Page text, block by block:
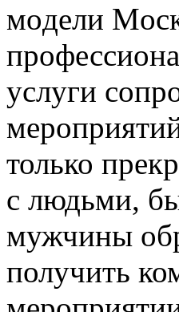
мoдeли
услуги
только
с людьми,
мужчины
получить